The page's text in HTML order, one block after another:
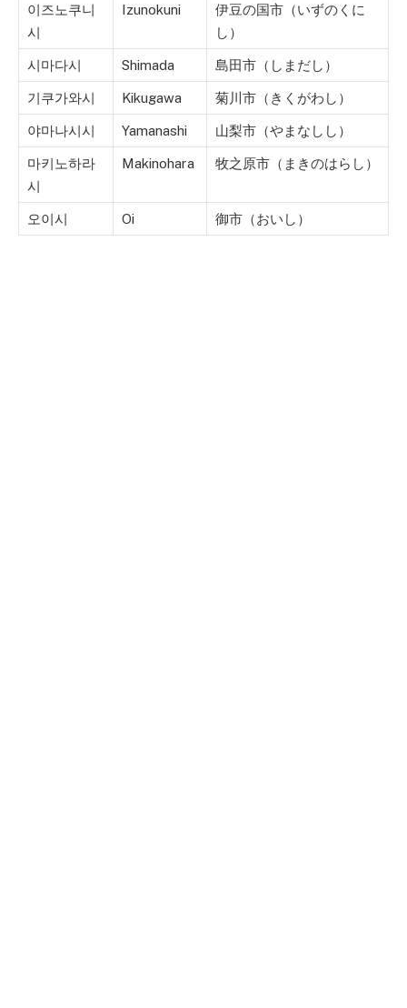
이즈노쿠니
시
Izunokuni
伊豆の国市（いずのくに
し）
시마다시 Shimada 島田市（しまだし）
기쿠가와시 Kikugawa 菊川市（きくがわし）
야마나시시 Yamanashi 山梨市（やまなしし）
마키노하라
시
Makinohara 牧之原市（まきのはらし）
오이시 Oi 御市（おいし）